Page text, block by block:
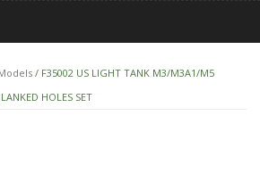
/ F35002 US LIGHT TANK M3/M3A1/M5
HOLES SET